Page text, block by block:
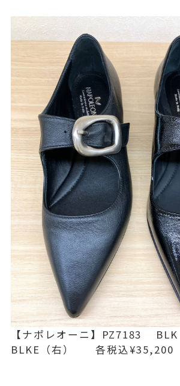
【ナポレオーニ】PZ7183 BLK
BLKE（右） 各税込¥35,200